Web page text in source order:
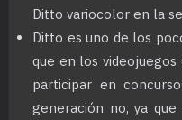
Ditto variocolor en la
Ditto es uno de los
que en los
participar en
generación no, ya